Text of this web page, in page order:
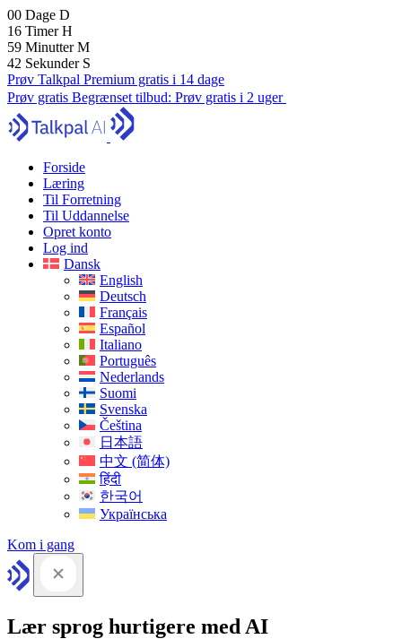
00 Dage D
16 TimerH
59 MinutterM
42 Sekunder S
Prøv Talkpal Premium gratis i 14 dage
Prøv gratis Begrænset tilbud: Prøv gratis i 2 uger
Forside
Læring
Til Forretning
Til Uddannelse
Opret konto
Log ind
Dansk
English
Deutsch
Français
Español
Italiano
Português
Nederlands
Suomi
Svenska
Čeština
日本語
中文 (简体)
हिंदी
한국어
Українська
Kom i gang
Lær sprog hurtigere med AI